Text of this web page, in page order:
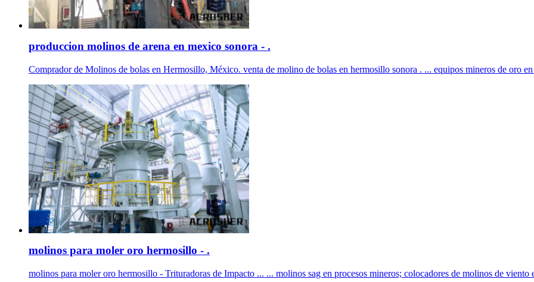
produccion molinos de arena en mexico sonora - .
Comprador de Molinos de bolas en Hermosillo, México. venta de molino de bolas en hermosillo sonora . ... equipos mineros de oro
molinos para moler oro hermosillo - .
molinos para moler oro hermosillo - Trituradoras de Impacto ... ... molinos sag en procesos mineros; colocadores de molinos de